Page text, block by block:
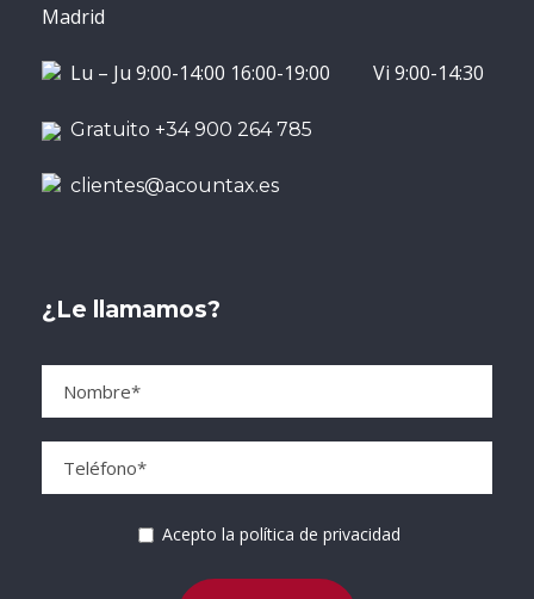
Madrid
Lu – Ju 9:00-14:00 16:00-19:00 Vi 9:00-14:30
Gratuito +34 900 264 785
clientes@acountax.es
¿Le llamamos?
Acepto la política de privacidad